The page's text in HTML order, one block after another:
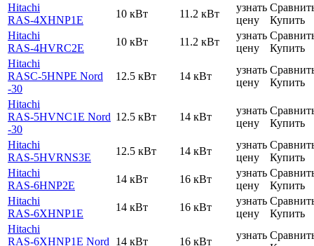
Hitachi
RAS-4XHNP1E
10 кВт 11.2 кВт
узнать
цену
Купить
Hitachi
RAS-4HVRC2E
10 кВт 11.2 кВт
узнать
цену
Купить
Hitachi
RASC-5HNPE Nord
-30
12.5 кВт 14 кВт
узнать
цену
Купить
Hitachi
RAS-5HVNC1E Nord
-30
12.5 кВт 14 кВт
узнать
цену
Купить
Hitachi
RAS-5HVRNS3E
12.5 кВт 14 кВт
узнать
цену
Купить
Hitachi
RAS-6HNP2E
14 кВт 16 кВт
узнать
цену
Купить
Hitachi
RAS-6XHNP1E
14 кВт 16 кВт
узнать
цену
Купить
Hitachi
RAS-6XHNP1E Nord
14 кВт 16 кВт
узнать